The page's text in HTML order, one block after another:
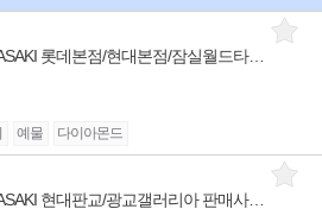
[타사키코리아] 명품 주얼리 TASAKI 롯데본점/현대본점/잠실월드타워 판매사원 채용
예물 다이아몬드
[타사키코리아] 명품 주얼리 TASAKI 현대판교/광교갤러리아 판매사원 채용